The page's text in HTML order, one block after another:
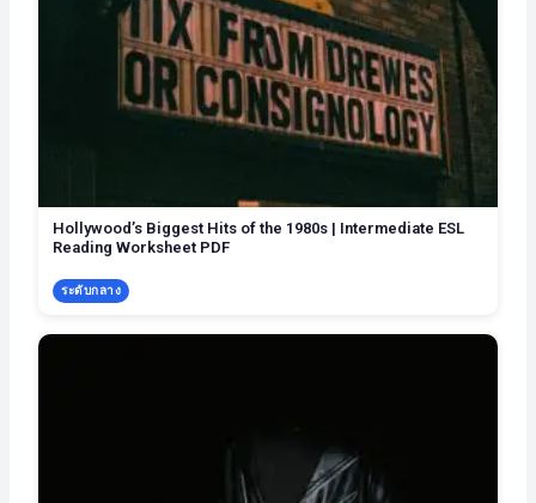
Hollywood’s Biggest Hits of the 1980s | Intermediate ESL
Reading Worksheet PDF
ระดับกลาง